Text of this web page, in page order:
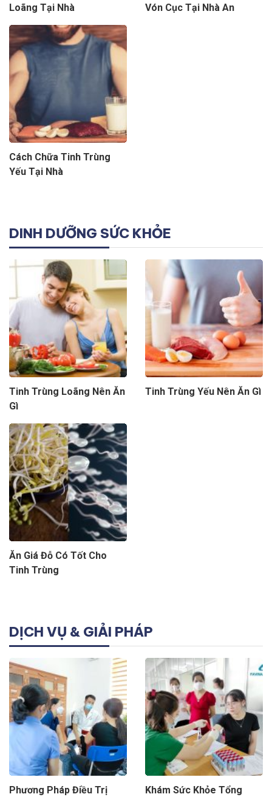
Loãng Tại Nhà
Vón Cục Tại Nhà An
Cách Chữa Tinh Trùng
Yếu Tại Nhà
DINH DƯỠNG SỨC KHỎE
Tinh Trùng Loãng Nên Ăn
Gì
Tinh Trùng Yếu Nên Ăn Gì
Ăn Giá Đỗ Có Tốt Cho
Tinh Trùng
DỊCH VỤ & GIẢI PHÁP
Phương Pháp Điều Trị
Khám Sức Khỏe Tổng